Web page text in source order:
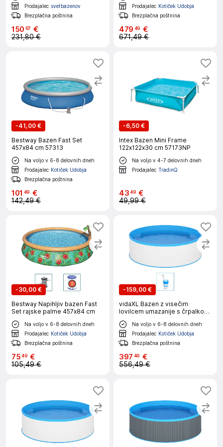
Prodajalec svetbazenov
Brezplačna poštnina
150 67 €
231,80 €
Prodajalec Kotiček Udobja
Brezplačna poštnina
479 49 €
671,49 €
-41,00 €
Bestway Bazen Fast Set
457x84 cm 57313
Na voljo v 6-8 delovnih dneh
Prodajalec Kotiček Udobja
Brezplačna poštnina
101 49 €
142,49 €
-6,50 €
Intex Bazen Mini Frame
122x122x30 cm 57173NP
Na voljo v 4-7 delovnih dneh
Prodajalec TradinQ
4349 €
49,99 €
-30,00 €
Bestway Napihljiv bazen Fast
Set rajske palme 457x84 cm
Na voljo v 6-8 delovnih dneh
Prodajalec Kotiček Udobja
Brezplačna poštnina
7549 €
105,49 €
-159,00 €
vidaXL Bazen z visečim
lovilcem umazanije s črpalko
350x90 cm bel
Na voljo v 6-8 delovnih dneh
Prodajalec Kotiček Udobja
Brezplačna poštnina
397 49 €
556,49 €